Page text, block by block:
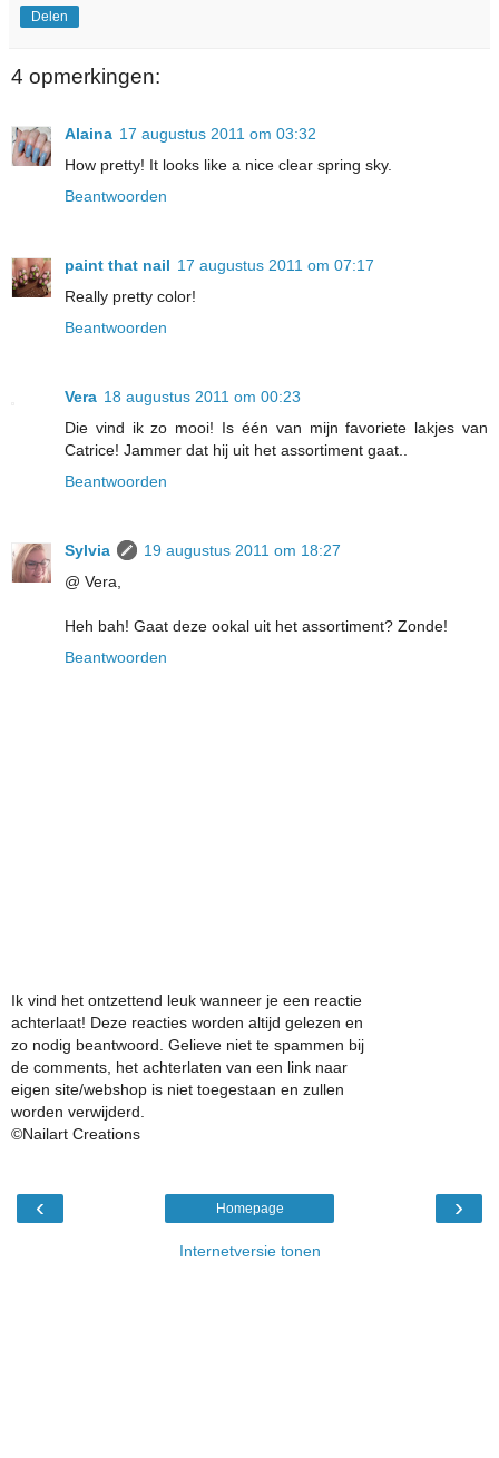
Delen
4 opmerkingen:
Alaina 17 augustus 2011 om 03:32
How pretty! It looks like a nice clear spring sky.
Beantwoorden
paint that nail 17 augustus 2011 om 07:17
Really pretty color!
Beantwoorden
Vera 18 augustus 2011 om 00:23
Die vind ik zo mooi! Is één van mijn favoriete lakjes van
Catrice! Jammer dat hij uit het assortiment gaat..
Beantwoorden
Sylvia
19 augustus 2011 om 18:27
@ Vera,
Heh bah! Gaat deze ookal uit het assortiment? Zonde!
Beantwoorden
Ik vind het ontzettend leuk wanneer je een reactie
achterlaat! Deze reacties worden altijd gelezen en
zo nodig beantwoord. Gelieve niet te spammen bij
de comments, het achterlaten van een link naar
eigen site/webshop is niet toegestaan en zullen
worden verwijderd.
©Nailart Creations
‹ ›
Homepage
Internetversie tonen